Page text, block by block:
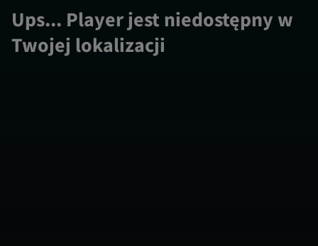
Ups... Player jest niedostępny w
Twojej lokalizacji